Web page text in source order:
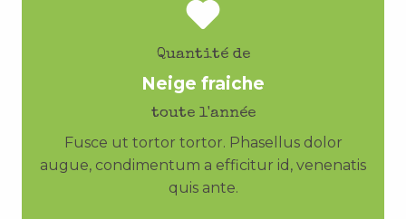
Quantité de
Neige fraiche
toute l'année
Fusce ut tortor tortor. Phasellus dolor
augue, condimentum a efficitur id, venenatis
quis ante.